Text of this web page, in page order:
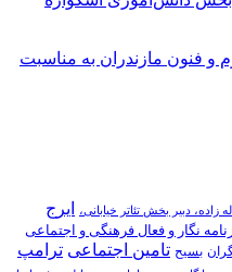
و فنون مازندران به مناسبت
دبیر بخش تئاتر خیابانی،
ایرج
نگار و فعال فرهنگی و اجتماعی
بسیح تامین اجتماعی ترامپ